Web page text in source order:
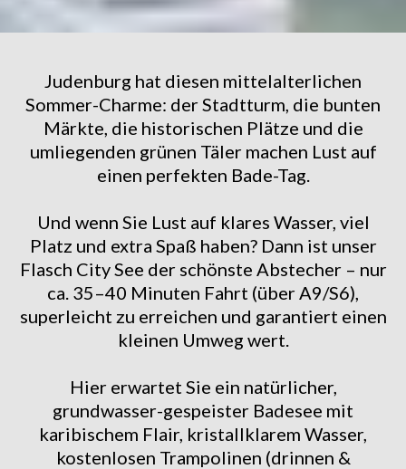
Judenburg hat diesen mittelalterlichen
Sommer-Charme: der Stadtturm, die bunten
Märkte, die historischen Plätze und die
umliegenden grünen Täler machen Lust auf
einen perfekten Bade-Tag.
Und wenn Sie Lust auf klares Wasser, viel
Platz und extra Spaß haben? Dann ist unser
Flasch City See der schönste Abstecher – nur
ca. 35–40 Minuten Fahrt (über A9/S6),
superleicht zu erreichen und garantiert einen
kleinen Umweg wert.
Hier erwartet Sie ein natürlicher,
grundwasser-gespeister Badesee mit
karibischem Flair, kristallklarem Wasser,
kostenlosen Trampolinen (drinnen &